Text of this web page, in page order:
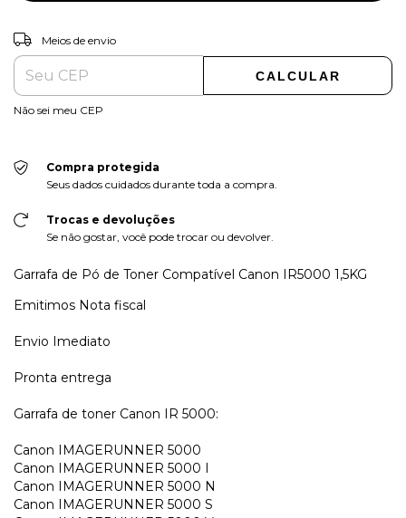
Entregas para o CEP:
Meios de envio
CALCULAR
Não sei meu CEP
Compra protegida
Seus dados cuidados durante toda a compra.
Trocas e devoluções
Se não gostar, você pode trocar ou devolver.
Garrafa de Pó de Toner Compatível Canon IR5000 1,5KG
Emitimos Nota fiscal
Envio Imediato
Pronta entrega
Garrafa de toner Canon IR 5000:
Canon IMAGERUNNER 5000
Canon IMAGERUNNER 5000 I
Canon IMAGERUNNER 5000 N
Canon IMAGERUNNER 5000 S